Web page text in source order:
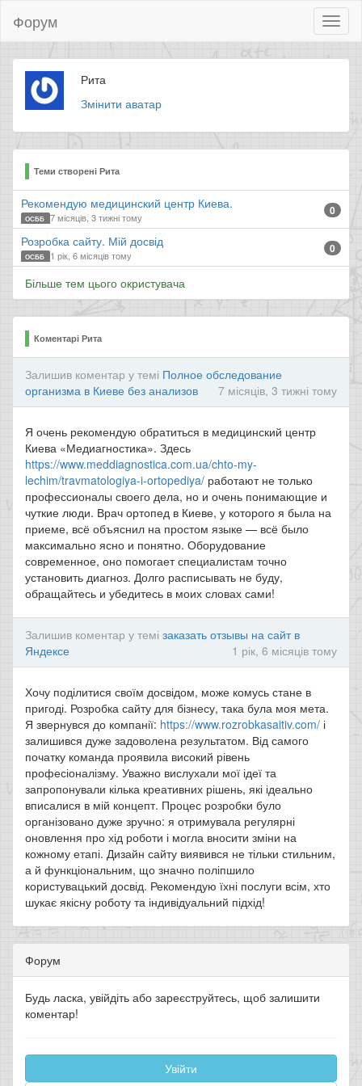
Форум
Рита
Змінити аватар
Теми створені Рита
Рекомендую медицинский центр Киева.
ОСББ 7 місяців, 3 тижні тому 0
Розробка сайту. Мій досвід
ОСББ 1 рік, 6 місяців тому 0
Більше тем цього окристувача
Коментарі Рита
Залишив коментар у темі Полное обследование
организма в Киеве без анализов
7 місяців, 3 тижні тому
Я очень рекомендую обратиться в медицинский центр
Киева «Медиагностика». Здесь
https://www.meddiagnostica.com.ua/chto-my-
lechim/travmatologiya-i-ortopediya/ работают не только
профессионалы своего дела, но и очень понимающие и
чуткие люди. Врач ортопед в Киеве, у которого я была на
приеме, всё объяснил на простом языке — всё было
максимально ясно и понятно. Оборудование
современное, оно помогает специалистам точно
установить диагноз. Долго расписывать не буду,
обращайтесь и убедитесь в моих словах сами!
Залишив коментар у темі заказать отзывы на сайт в
Яндексе
1 рік, 6 місяців тому
Хочу поділитися своїм досвідом, може комусь стане в
пригоді. Розробка сайту для бізнесу, така була моя мета.
Я звернувся до компанії: https://www.rozrobkasaitiv.com/ і
залишився дуже задоволена результатом. Від самого
початку команда проявила високий рівень
професіоналізму. Уважно вислухали мої ідеї та
запропонували кілька креативних рішень, які ідеально
вписалися в мій концепт. Процес розробки було
організовано дуже зручно: я отримувала регулярні
оновлення про хід роботи і могла вносити зміни на
кожному етапі. Дизайн сайту виявився не тільки стильним,
а й функціональним, що значно поліпшило
користувацький досвід. Рекомендую їхні послуги всім, хто
шукає якісну роботу та індивідуальний підхід!
Форум
Будь ласка, увійдіть або зареєструйтесь, щоб залишити
коментар!
Увійти